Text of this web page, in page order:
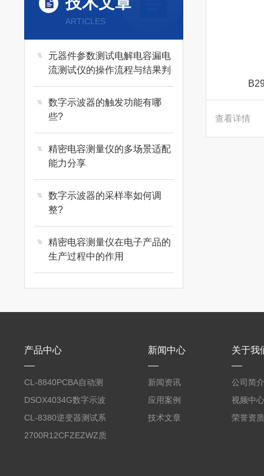
施耐德
德国 TESTEC
艾默生
远方
华仪EEC
热销产品
台式数字多用表
ARTICLES
元器件参数测试电解电容漏电
流测试仪的操作流程与结果判
定
数字示波器的触发功能有哪
些?
精密电容测量仪的多场景适配
能力分享
数字示波器的采样率如何调
整?
精密电容测量仪在电子产品的
生产过程中的作用
查看详情
产品中心
CL-8840PCBA自动测
试台系统
DSOX4034G数字示波
器
CL-8380逆变器测试系
统台
2700R12CFZEZWZ质
新闻中心
新闻资讯
应用案例
技术文章
关于我
公司简介
视频中心
荣誉资质